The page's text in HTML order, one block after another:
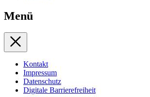
Menü
Kontakt
Impressum
Datenschutz
Digitale Barrierefreiheit